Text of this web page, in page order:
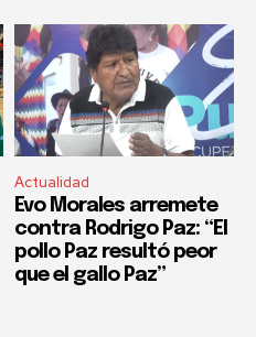
Actualidad
Evo Morales arremete
contra Rodrigo Paz: “El
pollo Paz resultó peor
que el gallo Paz”